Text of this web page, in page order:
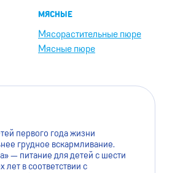
МЯСНЫЕ
Мясорастительные пюре
Мясные пюре
первого года жизни
грудное вскармливание.
— питание для детей с шести
лет в соответствии с